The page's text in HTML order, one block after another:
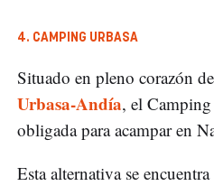
4. CAMPING URBASA
Situado en pleno corazón
Urbasa-Andía, el Camping
obligada para acampar en
Esta alternativa se